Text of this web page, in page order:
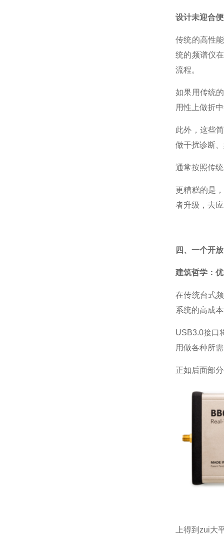
设计未迎合
传统的高性
统的频谱仪
流程。
如果用传统
用性上做折
此外，这些
做干扰诊断
通常按照传
更糟糕的是
者升级，去
四、一个开
建筑哲学：
在传统台式
系统的高成
USB3.0接口
用做各种所
正如后面部
上得到zui大